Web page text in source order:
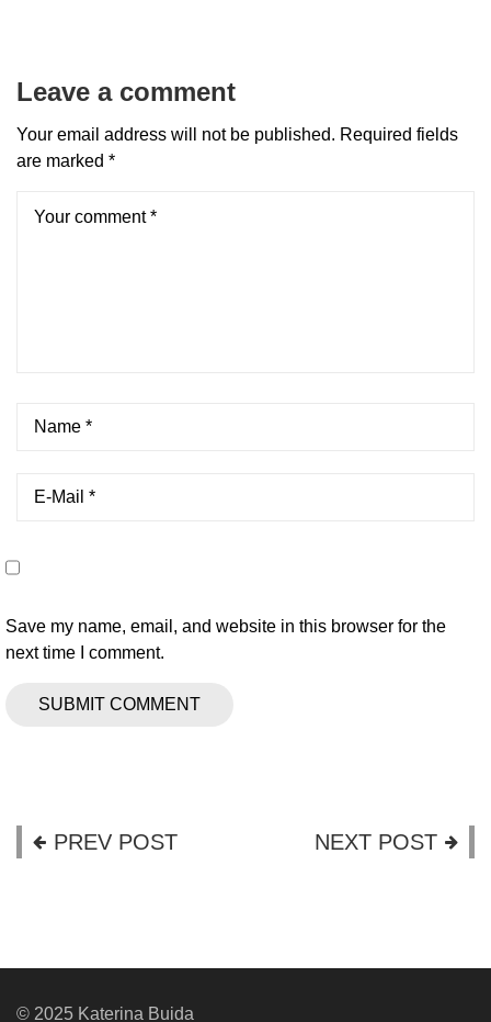
Leave a comment
Your email address will not be published. Required fields
are marked *
Save my name, email, and website in this browser for the
next time I comment.
PREV POST NEXT POST
© 2025 Katerina Buida